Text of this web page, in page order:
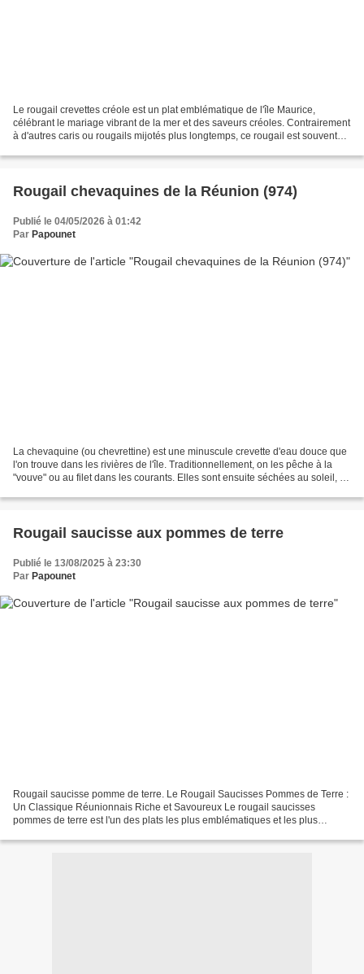
Le rougail crevettes créole est un plat emblématique de l'île Maurice,
célébrant le mariage vibrant de la mer et des saveurs créoles. Contrairement
à d'autres caris ou rougails mijotés plus longtemps, ce rougail est souvent
Rougail chevaquines de la Réunion (974)
Publié le 04/05/2026 à 01:42
Par Papounet
La chevaquine (ou chevrettine) est une minuscule crevette d'eau douce que
l'on trouve dans les rivières de l'île. Traditionnellement, on les pêche à la
"vouve" ou au filet dans les courants. Elles sont ensuite séchées au soleil, ce
Rougail saucisse aux pommes de terre
Publié le 13/08/2025 à 23:30
Par Papounet
Rougail saucisse pomme de terre. Le Rougail Saucisses Pommes de Terre :
Un Classique Réunionnais Riche et Savoureux Le rougail saucisses
pommes de terre est l'un des plats les plus emblématiques et les plus